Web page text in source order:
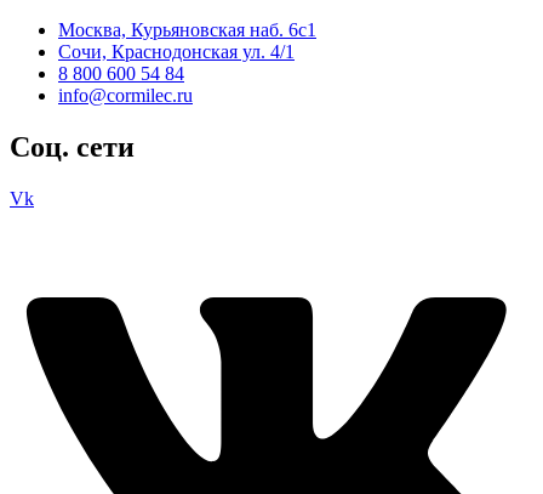
Москва, Курьяновская наб. 6с1
Сочи, Краснодонская ул. 4/1
8 800 600 54 84
info@cormilec.ru
Соц. сети
Vk